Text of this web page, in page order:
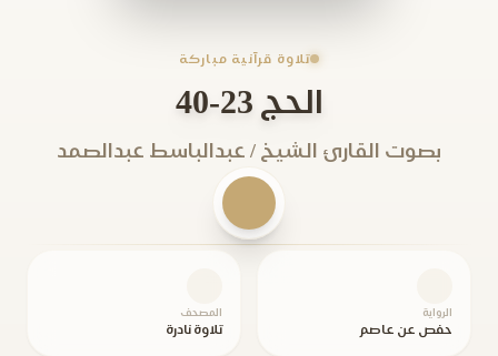
تلاوة قرآنية مباركة
الحج 23-40
بصوت القارئ الشيخ / عبدالباسط عبدالصمد
الرواية
حفص عن عاصم
المصحف
تلاوة نادرة